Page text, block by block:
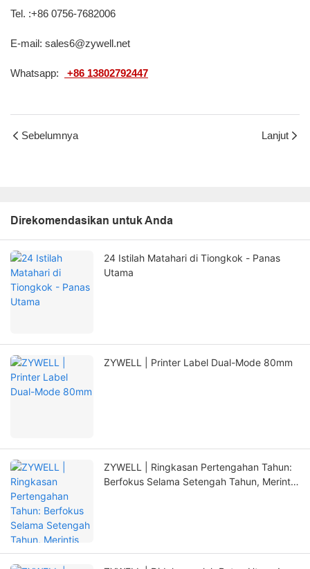
Tel. :+86 0756-7682006
E-mail: sales6@zywell.net
Whatsapp: +86 13802792447
Sebelumnya Lanjut
Direkomendasikan untuk Anda
24 Istilah Matahari di Tiongkok - Panas
Utama
ZYWELL | Printer Label Dual-Mode 80mm
ZYWELL | Ringkasan Pertengahan Tahun:
Berfokus Selama Setengah Tahun, Merintis